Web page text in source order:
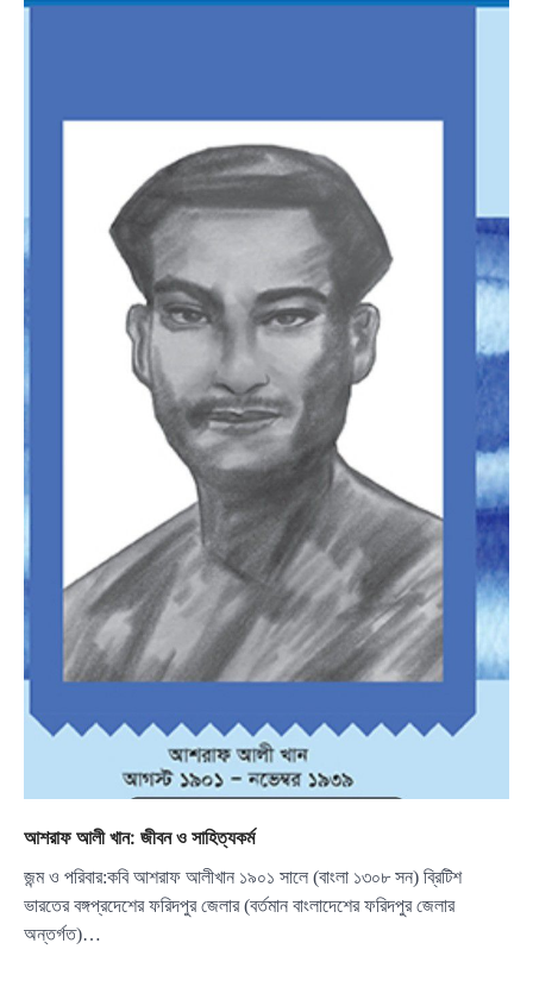
আশরাফ আলী খান: জীবন ও সাহিত্যকর্ম
জন্ম ও পরিবার:কবি আশরাফ আলীখান ১৯০১ সালে (বাংলা ১৩০৮ সন) ব্রিটিশ
ভারতের বঙ্গপ্রদেশের ফরিদপুর জেলার (বর্তমান বাংলাদেশের ফরিদপুর জেলার
অন্তর্গত)…